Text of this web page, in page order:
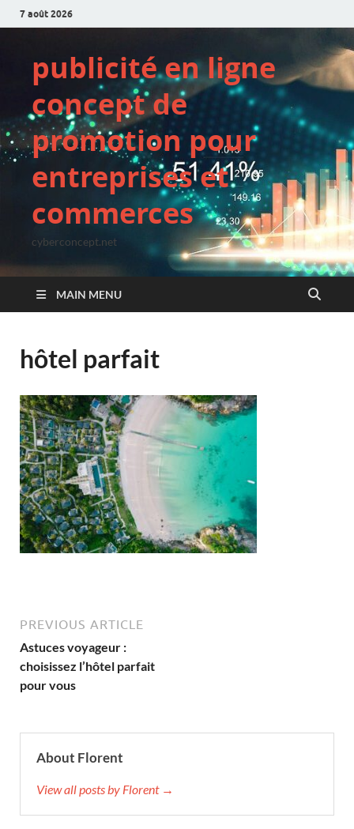
7 août 2026
publicité en ligne
concept de
promotion pour
entreprises et
commerces
cyberconcept.net
MAIN MENU
hôtel parfait
PREVIOUS ARTICLE
Astuces voyageur :
choisissez l’hôtel parfait
pour vous
About Florent
View all posts by Florent →